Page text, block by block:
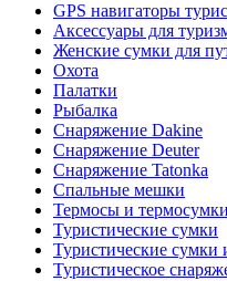
GPS навигаторы
Аксессуары для
Женские сумки для
Охота
Палатки
Рыбалка
Снаряжение Dakine
Снаряжение Deuter
Снаряжение Tatonka
Спальные мешки
Термосы и термосумки
Туристические сумки
Туристические сумки
Туристическое